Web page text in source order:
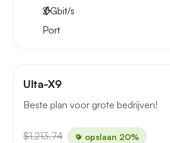
2Gbit/s
Port
Ulta-X9
Beste plan voor grote bedrijven!
$1,213.74 opslaan 20%